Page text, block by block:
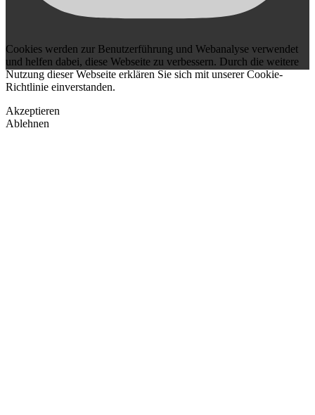
Cookies werden zur Benutzerführung und Webanalyse verwendet
und helfen dabei, diese Webseite zu verbessern. Durch die weitere
Nutzung dieser Webseite erklären Sie sich mit unserer Cookie-
Richtlinie einverstanden.
Akzeptieren
Ablehnen